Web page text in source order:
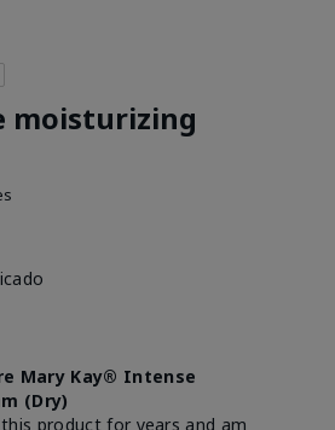
moisturizing
Mary Kay® Intense
(Dry)
product for years and am